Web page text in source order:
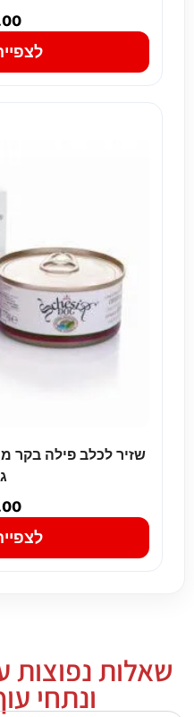
שאלות נפוצות
ונתחי עוף 100